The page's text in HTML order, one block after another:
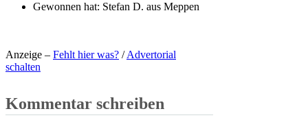
Gewonnen hat: Stefan D. aus Meppen
Anzeige – Fehlt hier was? /Advertorial
schalten
Kommentar schreiben